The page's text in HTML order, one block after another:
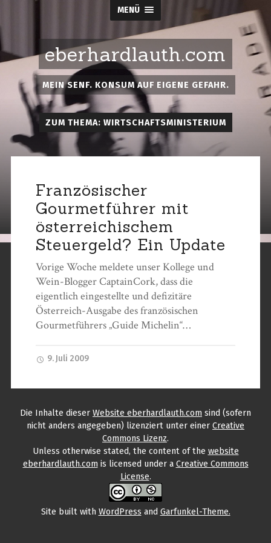
MENÜ
eberhardlauth.com
MEIN SENF. KONSUM AUF EIGENE GEFAHR.
ZUM THEMA: WIRTSCHAFTSMINISTERIUM
Französischer
Gourmetführer mit
österreichischem
Steuergeld? Ein Update
Vorige Woche meldete unser Kollege und
Wein-Blogger CaptainCork, dass die
eigentlich eingestellte und defizitäre
Österreich-Ausgabe des französischen
Gourmetführers „Guide Michelin“…
9. Juli 2009
Die Inhalte dieser Website eberhardlauth.com sind (sofern
nicht anders angegeben) lizenziert unter einer Creative
Commons Lizenz.
Unless otherwise stated, the contentof the website
eberhardlauth.com is licensed under a Creative Commons
License.
Site built with WordPress and Garfunkel-Theme.